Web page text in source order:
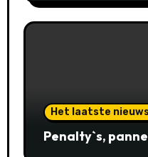
Het laatste nieuws
Penalty`s,